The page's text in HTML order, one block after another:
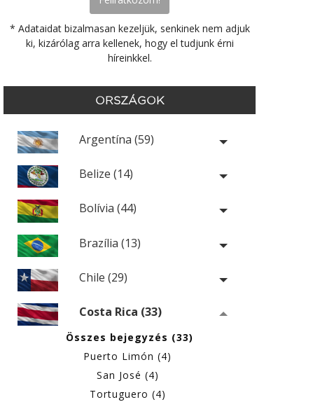
* Adataidat bizalmasan kezeljük, senkinek nem adjuk
ki, kizárólag arra kellenek, hogy el tudjunk érni
híreinkkel.
ORSZÁGOK
Argentína (59)
Belize (14)
Bolívia (44)
Brazília (13)
Chile (29)
Costa Rica (33)
Összes bejegyzés (33)
Puerto Limón (4)
San José (4)
Tortuguero (4)